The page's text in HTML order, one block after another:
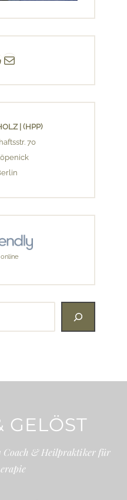
Adlershof
E-Mail an mich ...
| (HPP)
70
GELÖST
Coach & Heilpraktiker für